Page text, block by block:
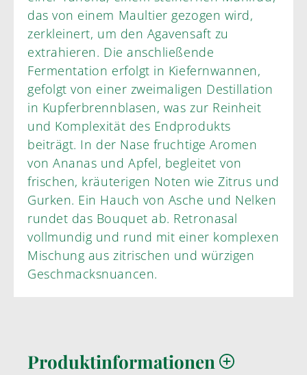
das von einem Maultier gezogen wird,
zerkleinert, um den Agavensaft zu
extrahieren. Die anschließende
Fermentation erfolgt in Kiefernwannen,
gefolgt von einer zweimaligen Destillation
in Kupferbrennblasen, was zur Reinheit
und Komplexität des Endprodukts
beiträgt. In der Nase fruchtige Aromen
von Ananas und Apfel, begleitet von
frischen, kräuterigen Noten wie Zitrus und
Gurken. Ein Hauch von Asche und Nelken
rundet das Bouquet ab. Retronasal
vollmundig und rund mit einer komplexen
Mischung aus zitrischen und würzigen
Geschmacksnuancen.
Produktinformationen